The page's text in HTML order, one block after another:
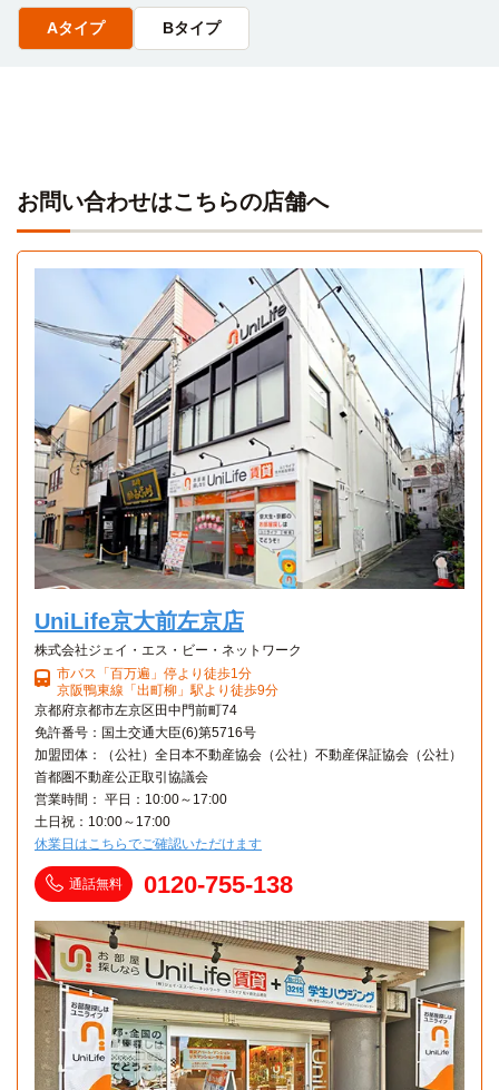
一乗寺清水町（バス）→（市営５ 19分）→東山三条（バ
ス）→東山駅→（東西線8分）→山科駅→（JR湖西線15分）
→おごと温泉→（バス3分）
Aタイプ
1K 34.5㎡〜34.5㎡
Aタイプ Bタイプ
お問い合わせはこちらの店舗へ
UniLife京大前左京店
株式会社ジェイ・エス・ビー・ネットワーク
市バス「百万遍」停より徒歩1分
京阪鴨東線「出町柳」駅より徒歩9分
京都府京都市左京区田中門前町74
免許番号：国土交通大臣(6)第5716号
加盟団体：（公社）全日本不動産協会（公社）不動産保証協会（公社）
首都圏不動産公正取引協議会
営業時間： 平日：10:00～17:00
土日祝：10:00～17:00
休業日はこちらでご確認いただけます
通話無料 0120-755-138